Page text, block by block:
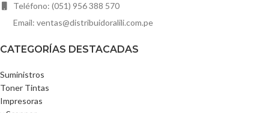
Teléfono: (051) 956 388 570
Email: ventas@distribuidoralili.com.pe
CATEGORÍAS DESTACADAS
Suministros
Toner Tintas
Impresoras